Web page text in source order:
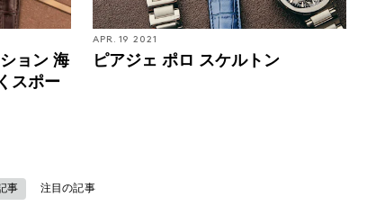
ョン 海
スポー
APR. 19 2021
ピアジェ ポロ スケルトン
事 注目の記事